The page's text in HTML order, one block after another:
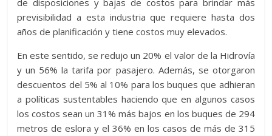
de disposiciones y bajas de costos para brindar más
previsibilidad a esta industria que requiere hasta dos
años de planificación y tiene costos muy elevados.
En este sentido, se redujo un 20% el valor de la Hidrovía
y un 56% la tarifa por pasajero. Además, se otorgaron
descuentos del 5% al 10% para los buques que adhieran
a políticas sustentables haciendo que en algunos casos
los costos sean un 31% más bajos en los buques de 294
metros de eslora y el 36% en los casos de más de 315